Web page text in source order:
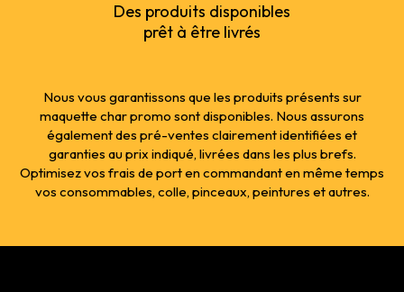
Des produits disponibles
prêt à être livrés
Nous vous garantissons que les produits présents sur
maquette char promo sont disponibles. Nous assurons
également des pré-ventes clairement identifiées et
garanties au prix indiqué, livrées dans les plus brefs.
Optimisez vos frais de port en commandant en même temps
vos consommables, colle, pinceaux, peintures et autres.